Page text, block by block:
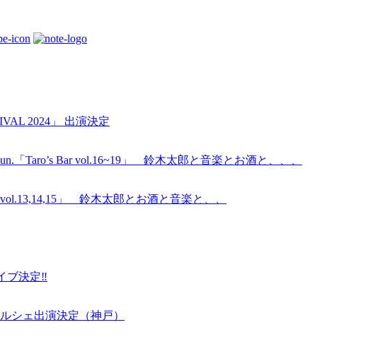
2024」 出演決定
sun.「Taro’s Bar vol.16~19」 鈴木太郎と音楽とお酒と、、、
」 鈴木太郎とお酒と音楽と、、
ブ決定‼︎
シェ出演決定（神戸）